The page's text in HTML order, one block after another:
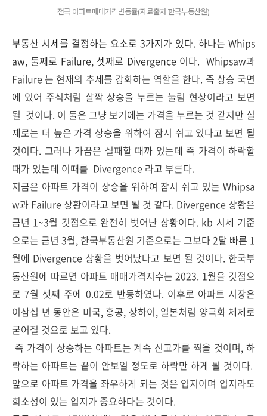
전국 아파트매매가격변동률(자료출처 한국부동산원)
부동산 시세를 결정하는 요소로 3가지가 있다. 하나는 Whips
aw, 둘째로 Failure, 셋째로 Divergence 이다. Whipsaw과
Failure 는 현재의 추세를 강화하는 역할을 한다. 즉 상승 국면
에 있어 주식처럼 살짝 상승을 누르는 눌림 현상이라고 보면
될 것이다. 이 둘은 그냥 보기에는 가격을 누르는 것 같지만 실
제로는 더 높은 가격 상승을 위하여 잠시 쉬고 있다고 보면 될
것이다. 그러나 가끔은 실패할 때까 있는데 즉 가격이 하락할
때가 있는데 이때를 Divergence 라고 부른다.
지금은 아파트 가격이 상승을 위하여 잠시 쉬고 있는 Whipsa
w과 Failure 상황이라고 보면 될 것 같다. Divergence 상황은
금년 1~3월 깃점으로 완전히 벗어난 상황이다. kb 시세 기준
으로는 금년 3월, 한국부동산원 기준으로는 그보다 2달 빠른 1
월에 Divergence 상황을 벗어났다고 보면 될 것이다. 한국부
동산원에 따르면 아파트 매매가격지수는 2023. 1월을 깃점으
로 7월 셋째 주에 0.02로 반등하였다. 이후로 아파트 시장은
이삼십 년 동안은 미국, 홍콩, 상하이, 일본처럼 양극화 체제로
굳어질 것으로 보고 있다.
즉 가격이 상승하는 아파트는 계속 신고가를 찍을 것이며, 하
락하는 아파트는 끝이 안보일 정도로 하락만 하게 될 것이다.
앞으로 아파트 가격을 좌우하게 되는 것은 입지이며 입지라도
희소성이 있는 입지가 중요하다는 것이다.